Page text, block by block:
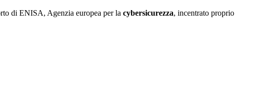
di ENISA, Agenzia europea per la cybersicurezza, incentrato proprio